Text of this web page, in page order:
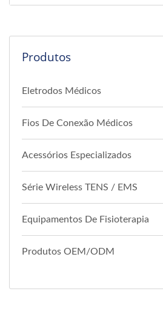
Produtos
Eletrodos Médicos
Fios De Conexão Médicos
Acessórios Especializados
Série Wireless TENS / EMS
Equipamentos De Fisioterapia
Produtos OEM/ODM